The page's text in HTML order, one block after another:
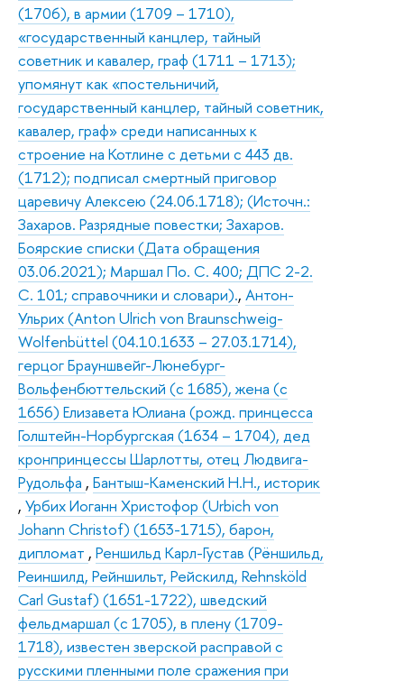
(1706), в армии (1709 – 1710),
«государственный канцлер, тайный
советник и кавалер, граф (1711 – 1713);
упомянут как «постельничий,
государственный канцлер, тайный советник,
кавалер, граф» среди написанных к
строение на Котлине с детьми с 443 дв.
(1712); подписал смертный приговор
царевичу Алексею (24.06.1718); (Источн.:
Захаров. Разрядные повестки; Захаров.
Боярские списки (Дата обращения
03.06.2021); Маршал По. С. 400; ДПС 2-2.
С. 101; справочники и словари)., Антон-
Ульрих (Anton Ulrich von Braunschweig-
Wolfenbüttel (04.10.1633 – 27.03.1714),
герцог Брауншвейг-Люнебург-
Вольфенбюттельский (с 1685), жена (с
1656) Елизавета Юлиана (рожд. принцесса
Голштейн-Норбургская (1634 – 1704), дед
кронпринцессы Шарлотты, отец Людвига-
Рудольфа , Бантыш-Каменский Н.Н., историк
, Урбих Иоганн Христофор (Urbich von
Johann Christof) (1653-1715), барон,
дипломат , Реншильд Карл-Густав (Рёншильд,
Реиншилд, Рейншильт, Рейскилд, Rehnsköld
Carl Gustaf) (1651-1722), шведский
фельдмаршал (с 1705), в плену (1709-
1718), известен зверской расправой с
русскими пленными поле сражения при